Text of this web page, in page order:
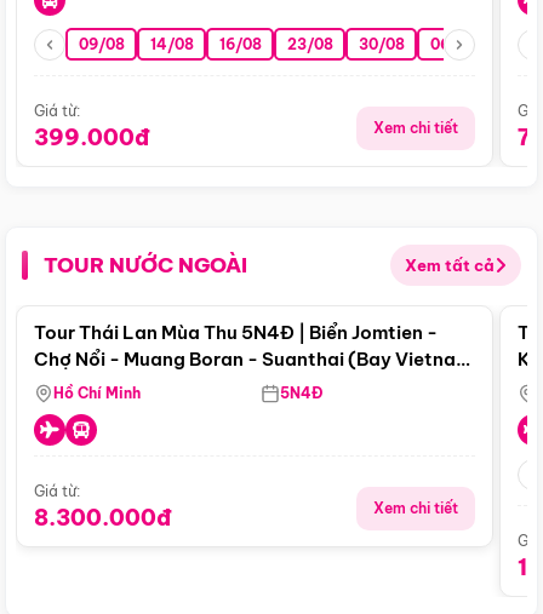
09/08 14/08 16/08 23/08 30/08 06/09 13/09
Giá từ:
399.000đ Xem chi tiết
TOUR NƯỚC NGOÀI Xem tất cả
Điểm nổi bật
Tour Thái Lan Mùa Thu 5N4Đ | Biển Jomtien -
Chợ Nổi - Muang Boran - Suanthai (Bay Vietnam
Airlines)
Hồ Chí Minh 5N4Đ
Giá từ:
8.300.000đ Xem chi tiết